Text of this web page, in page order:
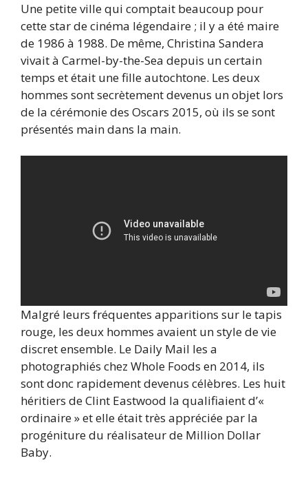
Une petite ville qui comptait beaucoup pour
cette star de cinéma légendaire ; il y a été maire
de 1986 à 1988. De même, Christina Sandera
vivait à Carmel-by-the-Sea depuis un certain
temps et était une fille autochtone. Les deux
hommes sont secrètement devenus un objet lors
de la cérémonie des Oscars 2015, où ils se sont
présentés main dans la main.
Malgré leurs fréquentes apparitions sur le tapis
rouge, les deux hommes avaient un style de vie
discret ensemble. Le Daily Mail les a
photographiés chez Whole Foods en 2014, ils
sont donc rapidement devenus célèbres. Les huit
héritiers de Clint Eastwood la qualifiaient d’«
ordinaire » et elle était très appréciée par la
progéniture du réalisateur de Million Dollar
Baby.